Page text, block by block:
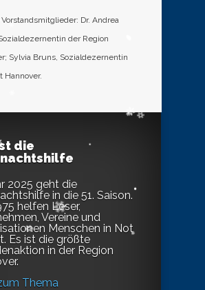
Dr. Andrea
der Region
Sylvia Bruns, Sozialdezernentin
Hannover.
die
2025 geht die
in die 51. Saison.
helfen Leser,
Vereine und
Menschen in Not
Es ist die größte
in der Region
Thema